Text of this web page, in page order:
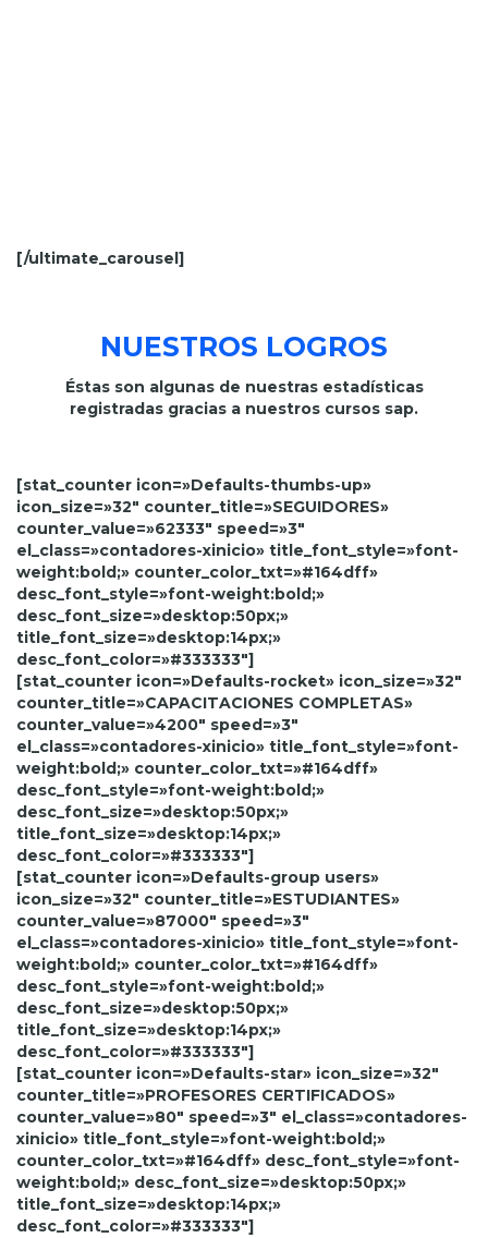
[/ultimate_carousel]
NUESTROS LOGROS
Éstas son algunas de nuestras estadísticas
registradas gracias a nuestros cursos sap.
[stat_counter icon=»Defaults-thumbs-up»
icon_size=»32″ counter_title=»SEGUIDORES»
counter_value=»62333″ speed=»3″
el_class=»contadores-xinicio» title_font_style=»font-
weight:bold;» counter_color_txt=»#164dff»
desc_font_style=»font-weight:bold;»
desc_font_size=»desktop:50px;»
title_font_size=»desktop:14px;»
desc_font_color=»#333333″]
[stat_counter icon=»Defaults-rocket» icon_size=»32″
counter_title=»CAPACITACIONES COMPLETAS»
counter_value=»4200″ speed=»3″
el_class=»contadores-xinicio» title_font_style=»font-
weight:bold;» counter_color_txt=»#164dff»
desc_font_style=»font-weight:bold;»
desc_font_size=»desktop:50px;»
title_font_size=»desktop:14px;»
desc_font_color=»#333333″]
[stat_counter icon=»Defaults-group users»
icon_size=»32″ counter_title=»ESTUDIANTES»
counter_value=»87000″ speed=»3″
el_class=»contadores-xinicio» title_font_style=»font-
weight:bold;» counter_color_txt=»#164dff»
desc_font_style=»font-weight:bold;»
desc_font_size=»desktop:50px;»
title_font_size=»desktop:14px;»
desc_font_color=»#333333″]
[stat_counter icon=»Defaults-star» icon_size=»32″
counter_title=»PROFESORES CERTIFICADOS»
counter_value=»80″ speed=»3″ el_class=»contadores-
xinicio» title_font_style=»font-weight:bold;»
counter_color_txt=»#164dff» desc_font_style=»font-
weight:bold;» desc_font_size=»desktop:50px;»
title_font_size=»desktop:14px;»
desc_font_color=»#333333″]